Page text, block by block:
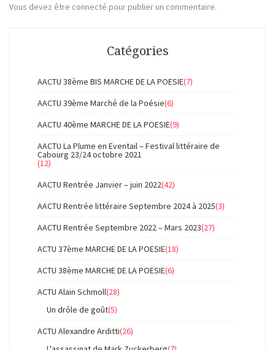
Vous devez être connecté pour publier un commentaire.
Catégories
AACTU 38ème BIS MARCHE DE LA POESIE(7)
AACTU 39ème Marché de la Poésie(6)
AACTU 40ème MARCHE DE LA POESIE(9)
AACTU La Plume en Eventail – Festival littéraire de
Cabourg 23/24 octobre 2021
(12)
AACTU Rentrée Janvier – juin 2022(42)
AACTU Rentrée littéraire Septembre 2024 à 2025(3)
AACTU Rentrée Septembre 2022 – Mars 2023(27)
ACTU 37ème MARCHE DE LA POESIE(18)
ACTU 38ème MARCHE DE LA POESIE(6)
ACTU Alain Schmoll(28)
Un drôle de goût(5)
ACTU Alexandre Arditti(26)